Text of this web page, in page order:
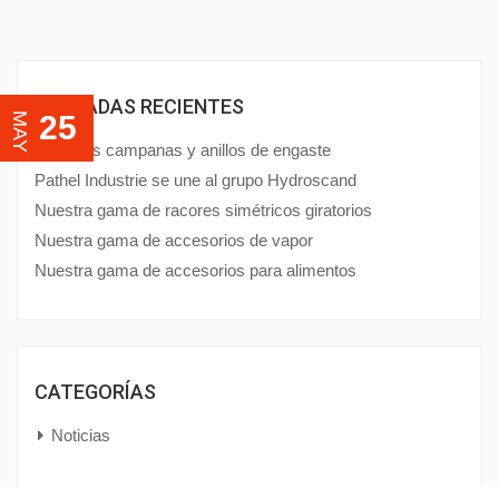
ENTRADAS RECIENTES
Nuestras campanas y anillos de engaste
Pathel Industrie se une al grupo Hydroscand
Nuestra gama de racores simétricos giratorios
Nuestra gama de accesorios de vapor
Nuestra gama de accesorios para alimentos
CATEGORÍAS
Noticias
25
MAY